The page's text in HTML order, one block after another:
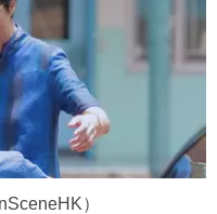
）